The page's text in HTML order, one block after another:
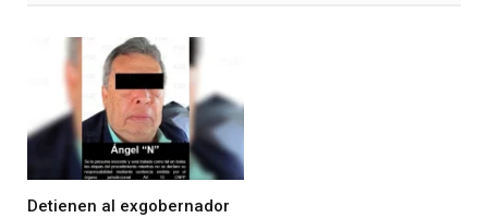
Detienen al exgobernador